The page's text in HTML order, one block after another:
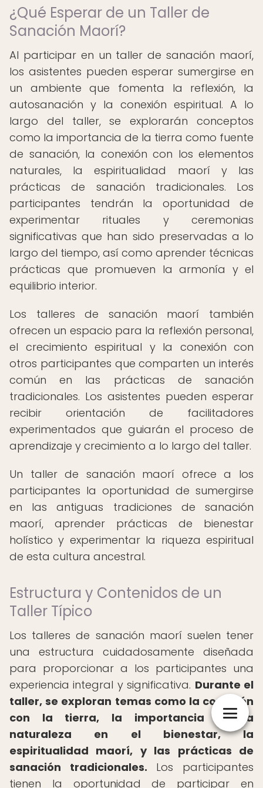
¿Qué Esperar de un Taller de
Sanación Maorí?
Al participar en un taller de sanación maorí,
los asistentes pueden esperar sumergirse en
un ambiente que fomenta la reflexión, la
autosanación y la conexión espiritual. A lo
largo del taller, se explorarán conceptos
como la importancia de la tierra como fuente
de sanación, la conexión con los elementos
naturales, la espiritualidad maorí y las
prácticas de sanación tradicionales. Los
participantes tendrán la oportunidad de
experimentar rituales y ceremonias
significativas que han sido preservadas a lo
largo del tiempo, así como aprender técnicas
prácticas que promueven la armonía y el
equilibrio interior.
Los talleres de sanación maorí también
ofrecen un espacio para la reflexión personal,
el crecimiento espiritual y la conexión con
otros participantes que comparten un interés
común en las prácticas de sanación
tradicionales. Los asistentes pueden esperar
recibir orientación de facilitadores
experimentados que guiarán el proceso de
aprendizaje y crecimiento a lo largo del taller.
Un taller de sanación maorí ofrece a los
participantes la oportunidad de sumergirse
en las antiguas tradiciones de sanación
maorí, aprender prácticas de bienestar
holístico y experimentar la riqueza espiritual
de esta cultura ancestral.
Estructura y Contenidos de un
Taller Típico
Los talleres de sanación maorí suelen tener
una estructura cuidadosamente diseñada
para proporcionar a los participantes una
experiencia integral y significativa. Durante el
taller, se exploran temas como la conexión
con la tierra, la importancia de la
naturaleza en el bienestar, la
espiritualidad maorí, y las prácticas de
sanación tradicionales. Los participantes
tienen la oportunidad de participar en